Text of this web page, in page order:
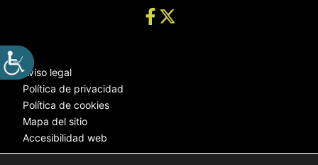
Aviso legal
Política de privacidad
Política de cookies
Mapa del sitio
Accesibilidad web